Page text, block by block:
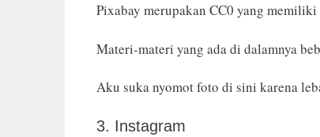
Pixabay merupakan CC0 yang
Materi-materi yang ada di dalamnya
Aku suka nyomot foto di sini karena
3. Instagram